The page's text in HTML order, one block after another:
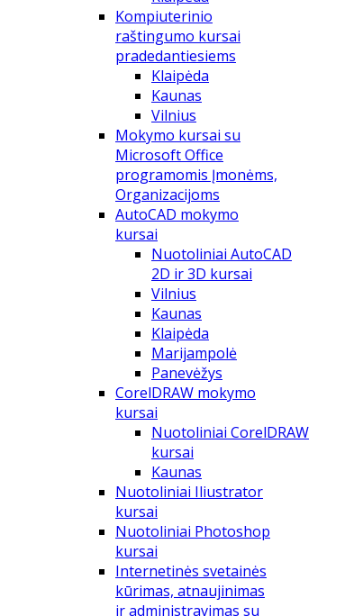
Kompiuterinio
raštingumo kursai
pradedantiesiems
Klaipėda
Kaunas
Vilnius
Mokymo kursai su
Microsoft Office
programomis Įmonėms,
Organizacijoms
AutoCAD mokymo
kursai
Nuotoliniai AutoCAD
2D ir 3D kursai
Vilnius
Kaunas
Klaipėda
Marijampolė
Panevėžys
CorelDRAW mokymo
kursai
Nuotoliniai CorelDRAW
kursai
Kaunas
Nuotoliniai Iliustrator
kursai
Nuotoliniai Photoshop
kursai
Internetinės svetainės
kūrimas, atnaujinimas
ir administravimas su